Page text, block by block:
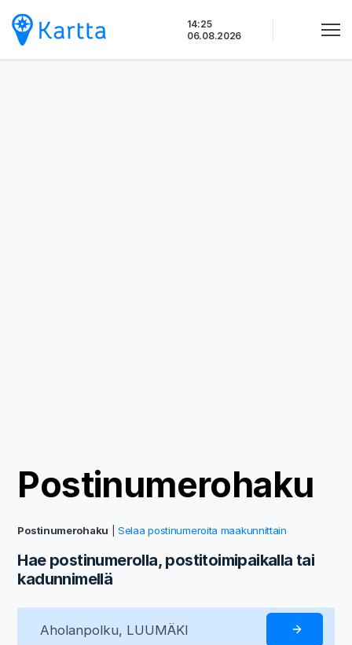
sisältöön
14:25
06.08.2026
Postinumerohaku
Postinumerohaku |Selaa postinumeroita maakunnittain
Hae postinumerolla, postitoimipaikalla tai
kadunnimellä